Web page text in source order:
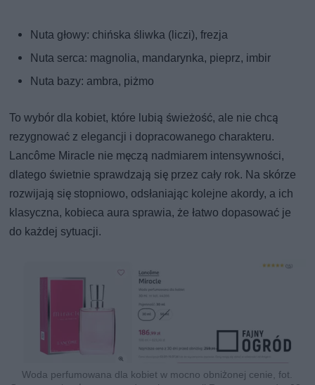
Nuta głowy: chińska śliwka (liczi), frezja
Nuta serca: magnolia, mandarynka, pieprz, imbir
Nuta bazy: ambra, piżmo
To wybór dla kobiet, które lubią świeżość, ale nie chcą
rezygnować z elegancji i dopracowanego charakteru.
Lancôme Miracle nie męczą nadmiarem intensywności,
dlatego świetnie sprawdzają się przez cały rok. Na skórze
rozwijają się stopniowo, odsłaniając kolejne akordy, a ich
klasyczna, kobieca aura sprawia, że łatwo dopasować je
do każdej sytuacji.
Woda perfumowana dla kobiet w mocno obniżonej cenie, fot.